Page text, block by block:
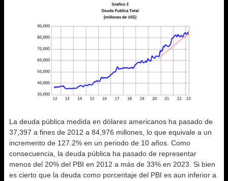
La deuda pública medida en dólares americanos ha pasado de
37,397 a fines de 2012 a 84,976 millones, lo que equivale a un
incremento de 127.2% en un periodo de 10 años. Como
consecuencia, la deuda pública ha pasado de representar
menos del 20% del PBI en 2012 a más de 33% en 2023. Si bien
es cierto que la deuda como porcentaje del PBI es aun inferior a